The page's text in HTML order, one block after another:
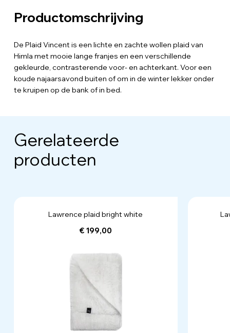
Productomschrijving
De Plaid Vincent is een lichte en zachte wollen plaid van
Himla met mooie lange franjes en een verschillende
gekleurde, contrasterende voor- en achterkant. Voor een
koude najaarsavond buiten of om in de winter lekker onder
te kruipen op de bank of in bed.
Gerelateerde
producten
Lawrence plaid bright white
€ 199,00